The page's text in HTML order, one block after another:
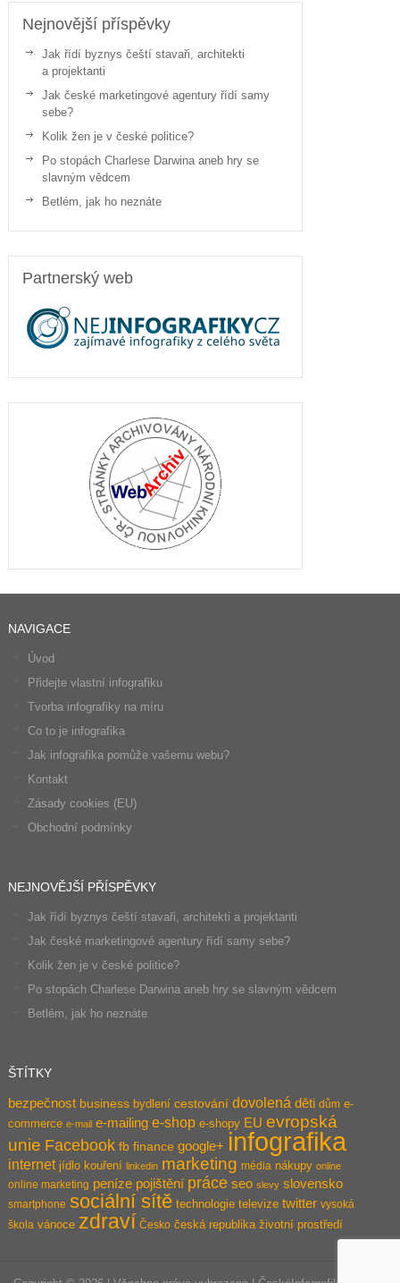
Nejnovější příspěvky
Jak řídí byznys čeští stavaři, architekti
a projektanti
Jak české marketingové agentury řídí samy
sebe?
Kolik žen je v české politice?
Po stopách Charlese Darwina aneb hry se
slavným vědcem
Betlém, jak ho neznáte
Partnerský web
NAVIGACE
Úvod
Přidejte vlastní infografiku
Tvorba infografiky na míru
Co to je infografika
Jak infografika pomůže vašemu webu?
Kontakt
Zásady cookies (EU)
Obchodní podmínky
NEJNOVĚJŠÍ PŘÍSPĚVKY
Jak řídí byznys čeští stavaři, architekti a projektanti
Jak české marketingové agentury řídí samy sebe?
Kolik žen je v české politice?
Po stopách Charlese Darwina aneb hry se slavným vědcem
Betlém, jak ho neznáte
ŠTÍTKY
bezpečnost business bydlení cestování dovolená děti dům e-
commerce e-mail e-mailing e-shop e-shopy EU evropská
unie Facebook fb finance google+ infografika
internet jídlo kouření linkedin marketing média nákupy online
online marketing peníze pojištění práce seo slevy slovensko
smartphone sociální sítě technologie televize twitter vysoká
škola vánoce zdraví Česko česká republika životní prostředí